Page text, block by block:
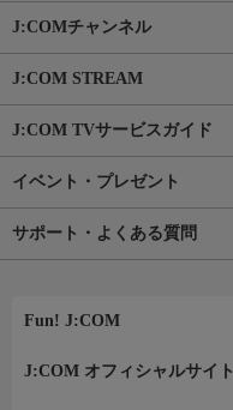
J:COMチャンネル
J:COM STREAM
J:COM TVサービスガイド
イベント・プレゼント
サポート・よくある質問
Fun! J:COM
J:COM オフィシャルサイト